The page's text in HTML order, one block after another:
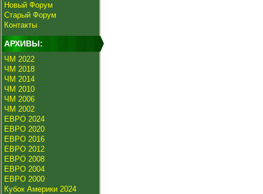
Новый Форум
Старый Форум
Контакты
АРХИВЫ:
ЧМ 2022
ЧМ 2018
ЧМ 2014
ЧМ 2010
ЧМ 2006
ЧМ 2002
ЕВРО 2024
ЕВРО 2020
ЕВРО 2016
ЕВРО 2012
ЕВРО 2008
ЕВРО 2004
ЕВРО 2000
Кубок Америки 2024